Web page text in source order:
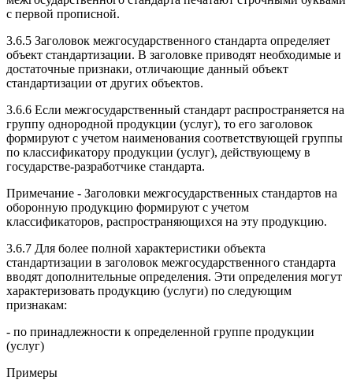
с первой прописной.
3.6.5 Заголовок межгосударственного стандарта определяет
объект стандартизации. В заголовке приводят необходимые и
достаточные признаки, отличающие данный объект
стандартизации от других объектов.
3.6.6 Если межгосударственный стандарт распространяется на
группу однородной продукции (услуг), то его заголовок
формируют с учетом наименования соответствующей группы
по классификатору продукции (услуг), действующему в
государстве-разработчике стандарта.
Примечание - Заголовки межгосударственных стандартов на
оборонную продукцию формируют с учетом
классификаторов, распространяющихся на эту продукцию.
3.6.7 Для более полной характеристики объекта
стандартизации в заголовок межгосударственного стандарта
вводят дополнительные определения. Эти определения могут
характеризовать продукцию (услуги) по следующим
признакам:
- по принадлежности к определенной группе продукции
(услуг)
Примеры